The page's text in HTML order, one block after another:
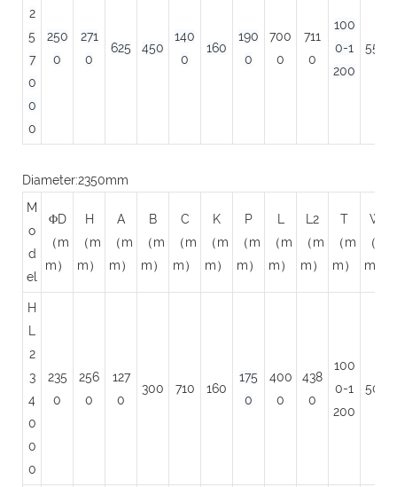
2
5
7
0
0
0
250
0
271
0
625 450
140
0
160
190
0
700
0
711
0
100
0-1
200
550
Diameter:2350mm
M
o
d
el
ΦD
（m
m）
H
（m
m）
A
（m
m）
B
（m
m）
C
（m
m）
K
（m
m）
P
（m
m）
（m
m）
L2
（m
m）
T
（m
m）
W
（m
m）
H
2
3
4
0
0
0
235
0
256
0
127
0
300 710 160
175
0
400
0
438
0
100
0-1
200
500